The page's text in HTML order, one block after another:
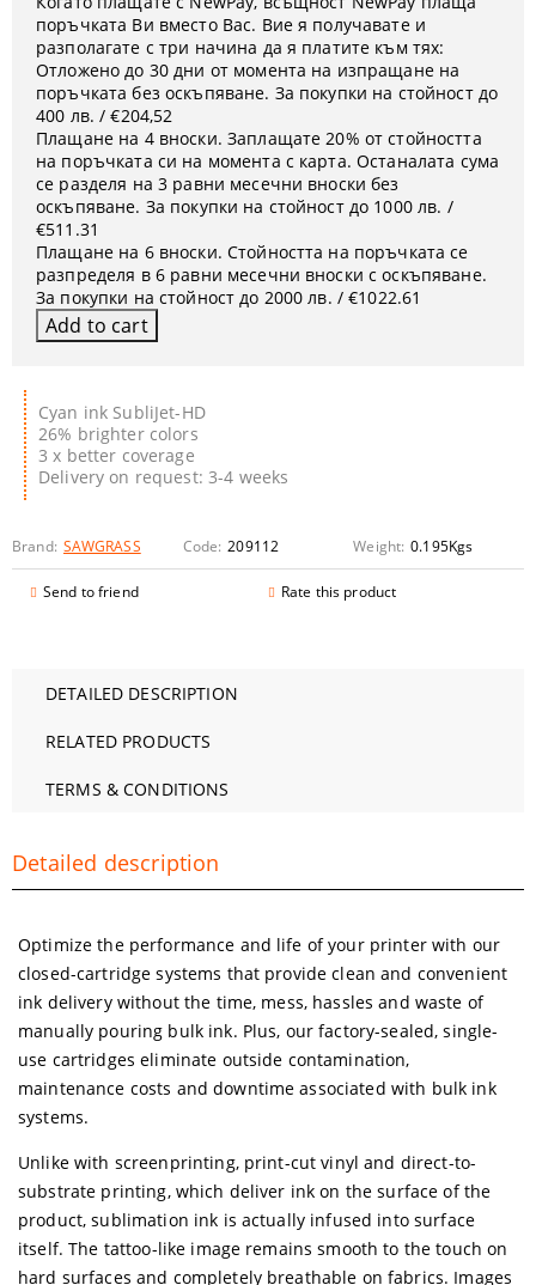
Cyan ink SubliJet-HD
26% brighter colors
3 x better coverage
Delivery on request: 3-4 weeks
Brand: SAWGRASS Code: 209112 Weight: 0.195Kgs
Send to friend Rate this product
поръчката Ви вместо Вас. Вие я получавате и
разполагате с три начина да я платите към тях:
Отложено до 30 дни от момента на изпращане на
поръчката без оскъпяване. За покупки на стойност до
400 лв. / €204,52
Плащане на 4 вноски. Заплащате 20% от стойността
на поръчката си на момента с карта. Останалата сума
се разделя на 3 равни месечни вноски без
оскъпяване. За покупки на стойност до 1000 лв. /
€511.31
Плащане на 6 вноски. Стойността на поръчката се
разпределя в 6 равни месечни вноски с оскъпяване.
За покупки на стойност до 2000 лв. / €1022.61
DETAILED DESCRIPTION
RELATED PRODUCTS
TERMS & CONDITIONS
Detailed description
Optimize the performance and life of your printer with our
closed-cartridge systems that provide clean and convenient
ink delivery without the time, mess, hassles and waste of
manually pouring bulk ink. Plus, our factory-sealed, single-
use cartridges eliminate outside contamination,
maintenance costs and downtime associated with bulk ink
systems.
Unlike with screenprinting, print-cut vinyl and direct-to-
substrate printing, which deliver ink on the surface of the
product, sublimation ink is actually infused into surface
itself. The tattoo-like image remains smooth to the touch on
hard surfaces and completely breathable on fabrics. Images